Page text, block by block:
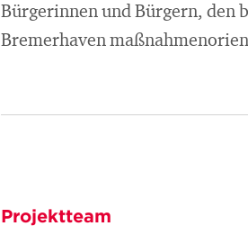
Bürgerinnen und Bürgern, den
Bremerhaven
Projektteam